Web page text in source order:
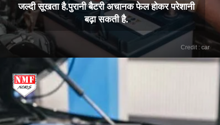
जल्दी सूखता है.पुरानी बैटरी अचानक फेल होकर परेशानी
बढ़ा सकती है.
Credit : car